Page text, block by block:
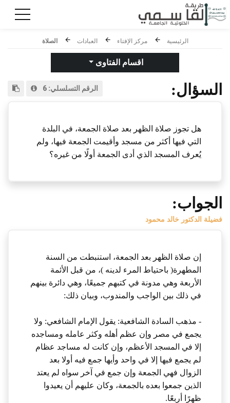
الرئيسية مركز الإفتاء العبادات الصلاة
اقسام الفتاوى
السؤال: الرقم التسلسلي: 6
هل تجوز صلاة الظهر بعد صلاة الجمعة، في البلدة
التي فيها أكثر من مسجد وأقيمت الجمعة فيها، ولم
يُعرف المسجد الذي أدى الجمعة أولًا من غيره؟
الجواب:
فضيلة الدكتور خالد محمود
إن صلاة الظهر بعد الجمعة، استنبطت من السنة
المطهرة( باحتياط المرء لدينه )، من قبل الأئمة
الأربعة وهي مدونة في كتبهم جميعًا، وهي دائرة بينهم
في ذلك بين الواجب والمندوب، وبيان ذلك:
- مذهب السادة الشافعية: يقول الإمام الشافعي: ولا
يجمع في مصر وإن عظم أهله وكثر عامله ومساجده
إلا في المسجد الأعظم، وإن كانت له مساجد عظام
لم يجمع فيها إلا في واحد وأيها جمع فيه أولا بعد
الزوال فهي الجمعة وإن جمع في آخر سواه لم يعتد
الذين جمعوا بعده بالجمعة، وكان عليهم أن يعيدوا
ظهرًا أربعًا.